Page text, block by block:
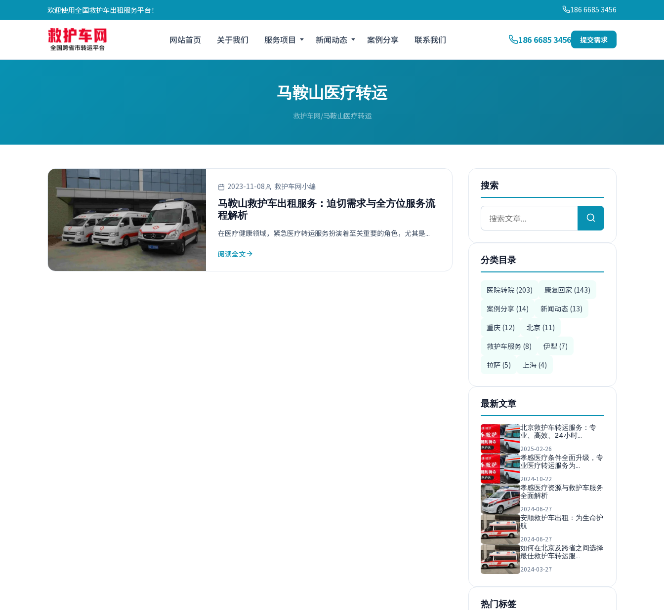
欢迎使用全国救护车出租服务平台！ 186 6685 3456
网站首页 关于我们 服务项目 新闻动态 案例分享 联系我们 186 6685 3456 提交需求
马鞍山医疗转运
救护车网 马鞍山医疗转运
2023-11-08 救护车网小编
马鞍山救护车出租服务：迫切需求与全方位服务流
程解析
在医疗健康领域，紧急医疗转运服务扮演着至关重要的角色，尤其是...
阅读全文
搜索
分类目录
医院转院 (203)
康复回家 (143)
案例分享 (14)
新闻动态 (13)
重庆 (12)
北京 (11)
救护车服务 (8)
伊犁 (7)
拉萨 (5)
上海 (4)
最新文章
北京救护车转运服务：专
业、高效、24小时…
2025-02-26
孝感医疗条件全面升级，专
业医疗转运服务为…
2024-10-22
孝感医疗资源与救护车服务
全面解析
2024-06-27
安顺救护车出租：为生命护
航
2024-06-27
如何在北京及跨省之间选择
最佳救护车转运服…
2024-03-27
热门标签